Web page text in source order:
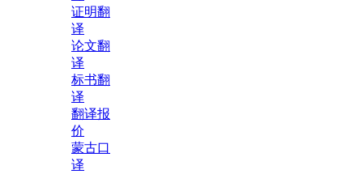
证明翻
译
论文翻
译
标书翻
译
翻译报
价
蒙古口
译